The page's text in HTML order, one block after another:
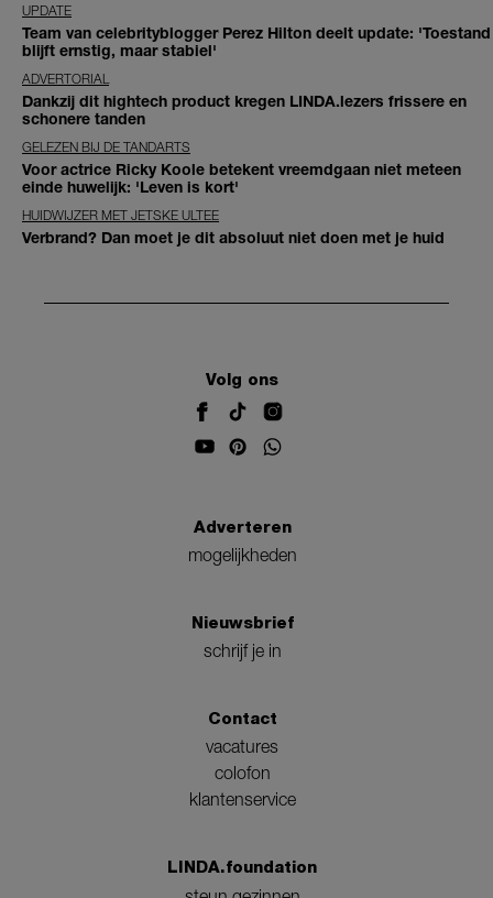
UPDATE
Team van celebrityblogger Perez Hilton deelt update: 'Toestand
blijft ernstig, maar stabiel'
ADVERTORIAL
Dankzij dit hightech product kregen LINDA.lezers frissere en
schonere tanden
GELEZEN BIJ DE TANDARTS
Voor actrice Ricky Koole betekent vreemdgaan niet meteen
einde huwelijk: 'Leven is kort'
HUIDWIJZER MET JETSKE ULTEE
Verbrand? Dan moet je dit absoluut niet doen met je huid
Volg ons
Adverteren
mogelijkheden
Nieuwsbrief
schrijf je in
Contact
vacatures
colofon
klantenservice
LINDA.foundation